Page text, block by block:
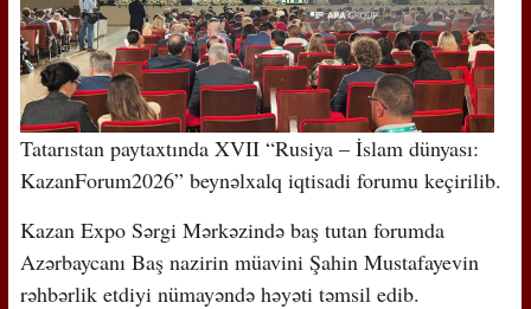
Tatarıstan paytaxtında XVII “Rusiya – İslam dünyası:
KazanForum2026” beynəlxalq iqtisadi forumu keçirilib.
Kazan Expo Sərgi Mərkəzində baş tutan forumda
Azərbaycanı Baş nazirin müavini Şahin Mustafayevin
rəhbərlik etdiyi nümayəndə həyəti təmsil edib.